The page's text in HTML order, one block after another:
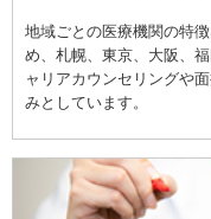
地域ごとの医療機関の特
め、札幌、東京、大阪、
ャリアカウンセリングや
みとしています。